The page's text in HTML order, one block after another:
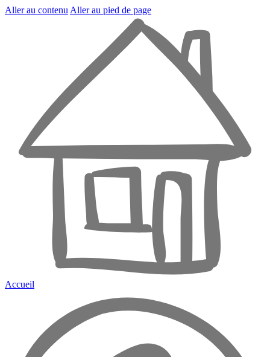
Aller au contenu Aller au pied de page
Accueil